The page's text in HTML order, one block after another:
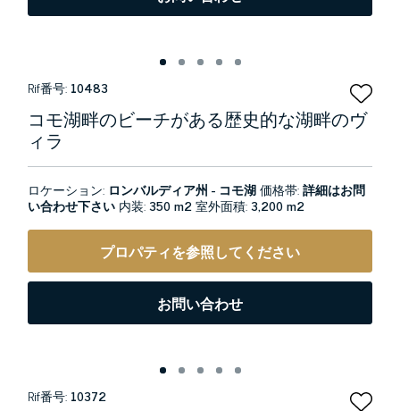
Rif番号: 10483
コモ湖畔のビーチがある歴史的な湖畔のヴ
ィラ
ロケーション: ロンバルディア州 - コモ湖価格帯:詳細はお問
い合わせ下さい 内装:350 m2室外面積:3,200 m2
プロパティを参照してください
お問い合わせ
Rif番号: 10372